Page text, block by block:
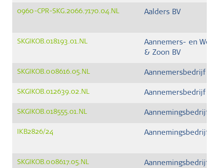
0960-CPR-SKG.2066.7170.04.NL Aalders BV
SKGIKOB.018193.01.NL
Aannemers- en
& Zoon BV
SKGIKOB.008616.05.NL Aannemersbedrijf
SKGIKOB.012639.02.NL Aannemersbedrijf
SKGIKOB.018555.01.NL Aannemingsbedrijf
IKB2826/24 Aannemingsbedrijf
SKGIKOB.008617.05.NL
Aannemingsbedrijf